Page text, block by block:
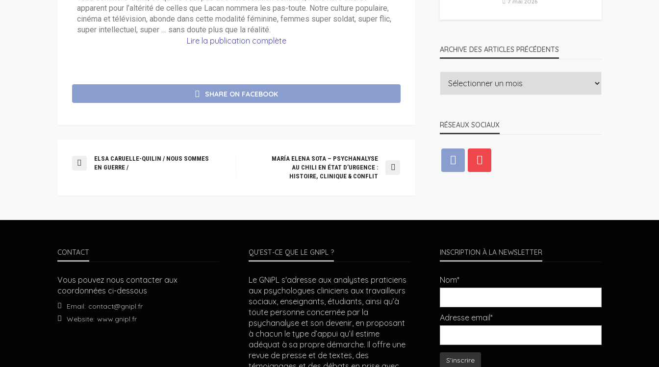
apparent pour l’altérité de celles que Lacan nommera les pas-toute. Notre culture populaire,
cinéma et télévision, abonde dans cette modalité féminine, femmes super soldat, super flic,
super intellectuel, super … sans doute plus que la réalité.
Lire la publication complète
SHARE ON FACEBOOK
ELSA CARUELLE-QUILIN / NOUS SOMMES
EN GUERRE /
MARÍA ELENA SOTA – PSYCHANALYSE
AU CHILI EN ÉTAT D’URGENCE :
HISTOIRE, CLINIQUE & CONFLIT
ARCHIVE DES ARTICLES PRÉCÉDENTS
RÉSEAUX SOCIAUX
CONTACT
Vous pouvez nous contacter aux
coordonnées ci-dessous
Email: contact@gnipl.fr
Website: www.gnipl.fr
QU’EST-CE QUE LE GNIPL ?
Le GNiPL s'adresse aux analystes praticiens
aux psychologues cliniciens aux travailleurs
sociaux, enseignants, étudiants, ainsi qu’à
toute personne concernée par la
psychanalyse et son devenir, en proposant
à chacun le type d’appui qu’il estime
adéquat à sa propre démarche. Il offre une
revue de presse et de textes, des
INSCRIPTION À LA NEWSLETTER
Nom*
Adresse email*